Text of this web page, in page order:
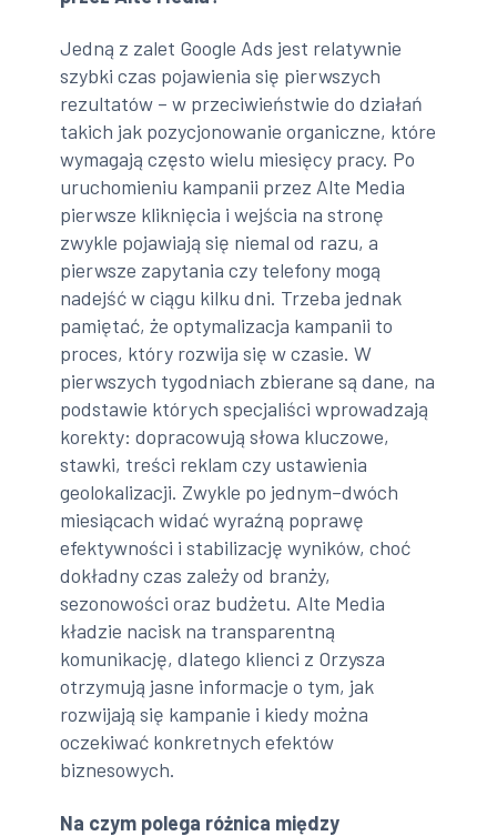
Jedną z zalet Google Ads jest relatywnie
szybki czas pojawienia się pierwszych
rezultatów – w przeciwieństwie do działań
takich jak pozycjonowanie organiczne, które
wymagają często wielu miesięcy pracy. Po
uruchomieniu kampanii przez Alte Media
pierwsze kliknięcia i wejścia na stronę
zwykle pojawiają się niemal od razu, a
pierwsze zapytania czy telefony mogą
nadejść w ciągu kilku dni. Trzeba jednak
pamiętać, że optymalizacja kampanii to
proces, który rozwija się w czasie. W
pierwszych tygodniach zbierane są dane, na
podstawie których specjaliści wprowadzają
korekty: dopracowują słowa kluczowe,
stawki, treści reklam czy ustawienia
geolokalizacji. Zwykle po jednym–dwóch
miesiącach widać wyraźną poprawę
efektywności i stabilizację wyników, choć
dokładny czas zależy od branży,
sezonowości oraz budżetu. Alte Media
kładzie nacisk na transparentną
komunikację, dlatego klienci z Orzysza
otrzymują jasne informacje o tym, jak
rozwijają się kampanie i kiedy można
oczekiwać konkretnych efektów
biznesowych.
Na czym polega różnica między